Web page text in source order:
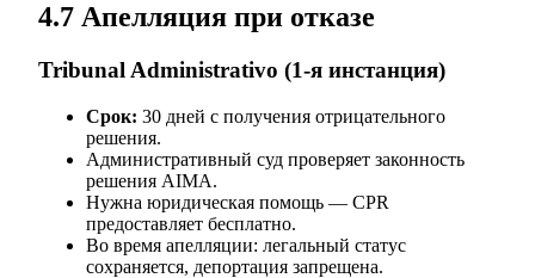
4.7 Апелляция при отказе
Tribunal Administrativo (1-я инстанция)
Срок: 30 дней с получения отрицательного
решения.
Административный суд проверяет законность
решения AIMA.
Нужна юридическая помощь — CPR
предоставляет бесплатно.
Во время апелляции: легальный статус
сохраняется, депортация запрещена.